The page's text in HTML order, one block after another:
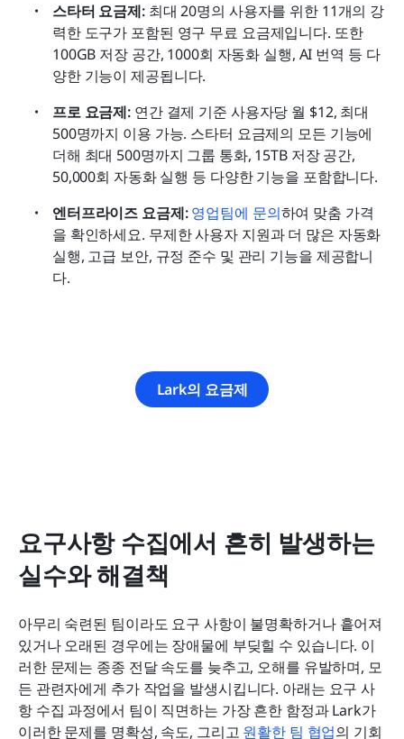
스타터 요금제: 최대 20명의 사용자를 위한 11개의 강
력한 도구가 포함된 영구 무료 요금제입니다. 또한
100GB 저장 공간, 1000회 자동화 실행, AI 번역 등 다
양한 기능이 제공됩니다.
프로 요금제: 연간 결제 기준 사용자당 월 $12, 최대
500명까지 이용 가능. 스타터 요금제의 모든 기능에
더해 최대 500명까지 그룹 통화, 15TB 저장 공간,
50,000회 자동화 실행 등 다양한 기능을 포함합니다.
엔터프라이즈 요금제: 영업팀에 문의하여 맞춤 가격
을 확인하세요. 무제한 사용자 지원과 더 많은 자동화
실행, 고급 보안, 규정 준수 및 관리 기능을 제공합니
다.
Lark의 요금제
요구사항 수집에서 흔히 발생하는
실수와 해결책
아무리 숙련된 팀이라도 요구 사항이 불명확하거나 흩어져
있거나 오래된 경우에는 장애물에 부딪힐 수 있습니다. 이
러한 문제는 종종 전달 속도를 늦추고, 오해를 유발하며, 모
든 관련자에게 추가 작업을 발생시킵니다. 아래는 요구 사
항 수집 과정에서 팀이 직면하는 가장 흔한 함정과 Lark가
이러한 문제를 명확성, 속도, 그리고 원활한 팀 협업의 기회